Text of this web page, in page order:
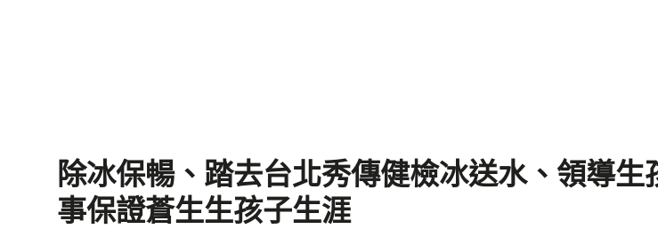
除冰保暢、踏去台北秀傳健檢冰送水、領導
事保證蒼生生孩子生涯